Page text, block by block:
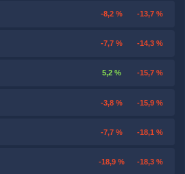
-8,2 % -13,7 %
-7,7 % -14,3 %
5,2 % -15,7 %
-3,8 % -15,9 %
-7,7 % -18,1 %
-18,9 % -18,3 %